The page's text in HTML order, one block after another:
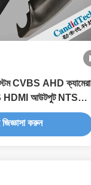
CVBS AHD ক্যামেরা
HDMI আউটপুট NTSC
নকশা
করুন